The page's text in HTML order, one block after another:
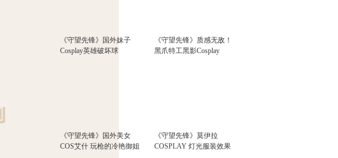
《守望先锋》国外妹子
Cosplay英雄破坏球
《守望先锋》质感无敌！
黑爪特工黑影Cosplay
《守望先锋》国外美女
COS艾什 玩枪的冷艳御姐
《守望先锋》莫伊拉
COSPLAY 灯光服装效果